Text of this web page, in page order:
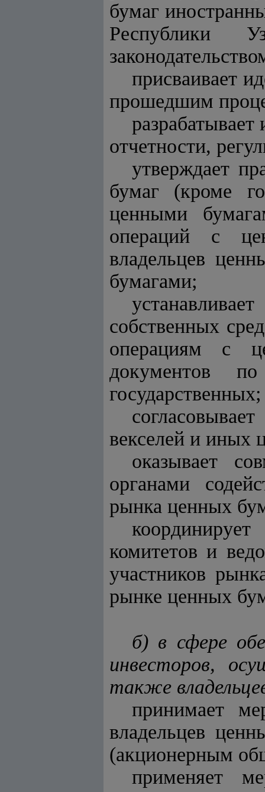
бумаг
Республики
присваивает
прошедшим
разрабатывает
отчетности,
утверждает
бумаг (кроме
ценными
операций с
владельцев
бумагами;
собственных
операциям с
документов
государственных;
векселей и иных
оказывает
органами
рынка ценных
комитетов и
участников
рынке ценных
б) в сфере
инвесторов,
также
принимает
владельцев
(акционерным
применяет